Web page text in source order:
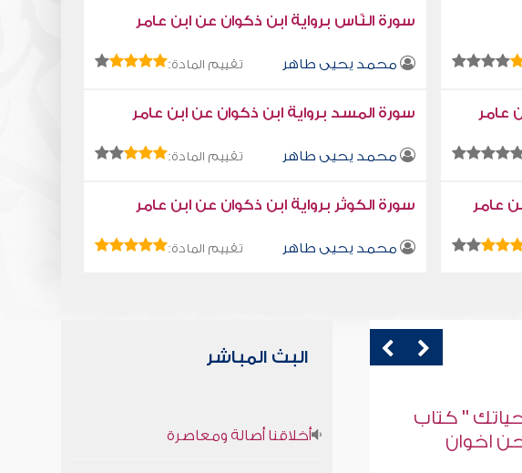
سورة النّاس برواية ابن ذكوان عن ابن عامر
محمد يحيى طاهر تقييم المادة:
عامر سورة المسد برواية ابن ذكوان عن ابن عامر
محمد يحيى طاهر تقييم المادة:
عامر سورة الكوثر برواية ابن ذكوان عن ابن عامر
محمد يحيى طاهر تقييم المادة:
" كتاب
البث المباشر
أخلاقنا أصالة ومعاصرة